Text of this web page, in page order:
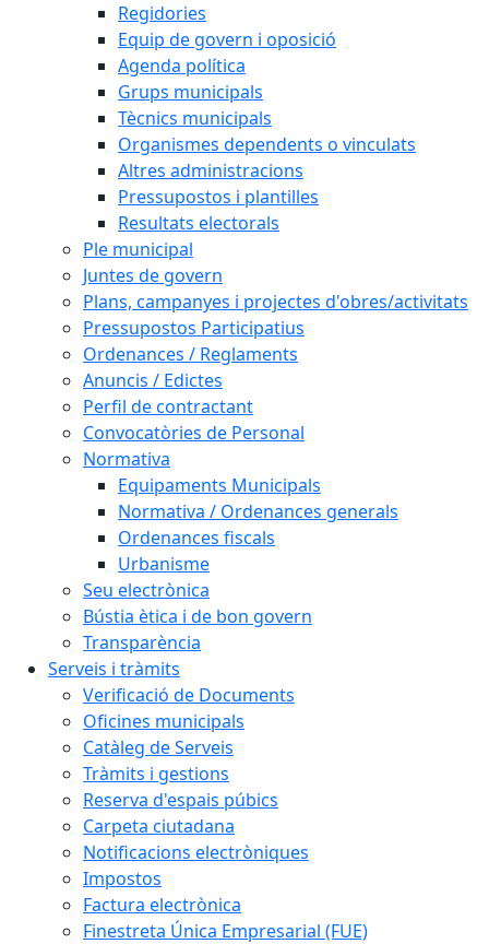
Regidories
Equip de govern i oposició
Agenda política
Grups municipals
Tècnics municipals
Organismes dependents o vinculats
Altres administracions
Pressupostos i plantilles
Resultats electorals
Ple municipal
Juntes de govern
Plans, campanyes i projectes d'obres/activitats
Pressupostos Participatius
Ordenances / Reglaments
Anuncis / Edictes
Perfil de contractant
Convocatòries de Personal
Normativa
Equipaments Municipals
Normativa / Ordenances generals
Ordenances fiscals
Urbanisme
Seu electrònica
Bústia ètica i de bon govern
Transparència
Serveis i tràmits
Verificació de Documents
Oficines municipals
Catàleg de Serveis
Tràmits i gestions
Reserva d'espais púbics
Carpeta ciutadana
Notificacions electròniques
Impostos
Factura electrònica
Finestreta Única Empresarial (FUE)